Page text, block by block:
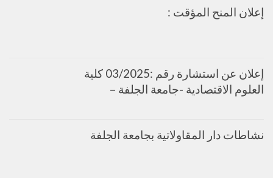
إعلان المنح المؤقت :
إعلان عن استشارة رقم :03/2025 كلية
العلوم الاقتصادية -جامعة الجلفة –
نشاطات دار المقاولاتية بجامعة الجلفة